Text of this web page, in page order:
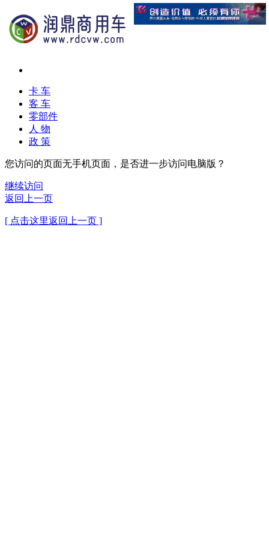
卡 车
客 车
零部件
人 物
政 策
您访问的页面无手机页面，是否进一步访问电脑版？
继续访问
返回上一页
[ 点击这里返回上一页 ]